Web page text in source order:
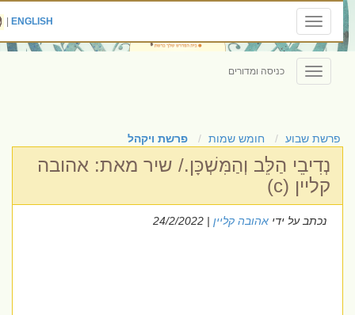
Toggle
navigation
ENGLISH
|
Toggle
navigation
כניסה ומדורים
פרשת שבוע חומש שמות פרשת ויקהל
נְדִיבֵי הַלֵּב וְהַמִּשְׁכָּן./ שיר מאת: אהובה
קליין (c)
נכתב על ידיאהובה קליין| 24/2/2022